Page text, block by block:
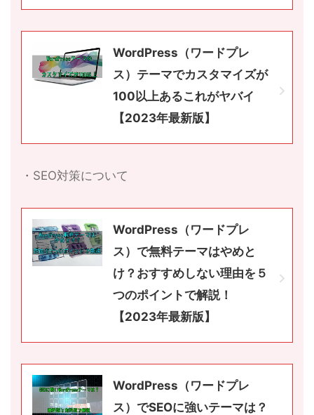
WordPress（ワードプレ
ス）テーマでカスタマイズが
100以上あるこれがヤバイ
【2023年最新版】
・SEO対策について
WordPress（ワードプレ
ス）で無料テーマはやめと
け？おすすめしない理由を５
つのポイントで解説！
【2023年最新版】
WordPress（ワードプレ
ス）でSEOに強いテーマは？